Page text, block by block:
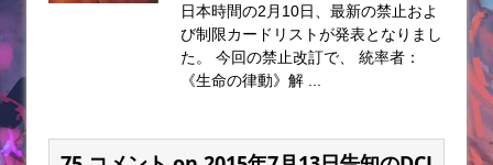
日本時間の2月10日、最新の禁止およ
び制限カードリストが発表となりまし
た。 今回の禁止改訂で、 統率者：
《生命の律動》解 ...